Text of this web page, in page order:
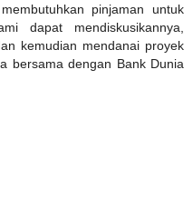
pinjaman untuk
dapat mendiskusikannya,
kemudian mendanai proyek
bersama dengan Bank Dunia